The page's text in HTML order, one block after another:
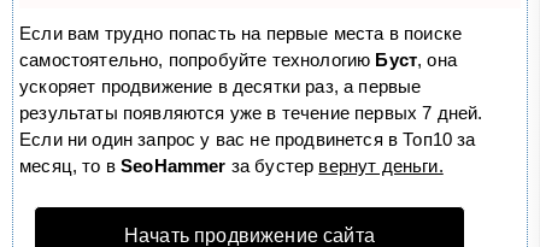
Если вам трудно попасть на первые места в поиске
самостоятельно, попробуйте технологию Буст, она
ускоряет продвижение в десятки раз, а первые
результаты появляются уже в течение первых 7 дней.
Если ни один запрос у вас не продвинется в Топ10 за
месяц, то вSeoHammer за бустер вернут деньги.
Начать продвижение сайта